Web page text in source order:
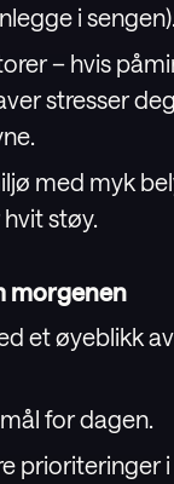
i sengen).
– hvis
stresser
med myk
støy.
morgenen
et øyeblikk
for dagen.
prioriteringer